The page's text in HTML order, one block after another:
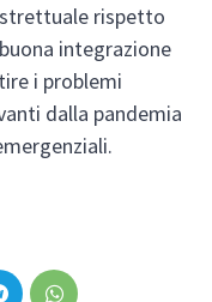
rispetto
integrazione
i problemi
dalla pandemia